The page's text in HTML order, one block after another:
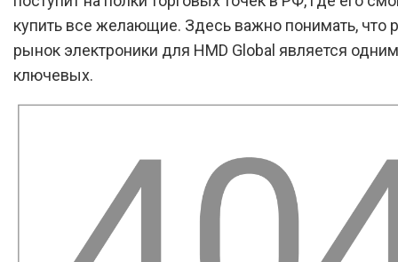
купить все желающие. Здесь важно понимать, что
рынок электроники для HMD Global является
ключевых.